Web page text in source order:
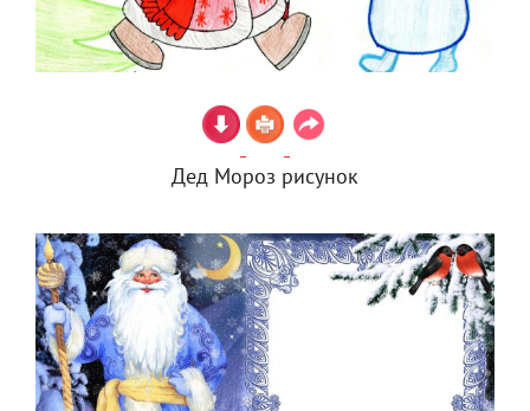
Дед Мороз рисунок